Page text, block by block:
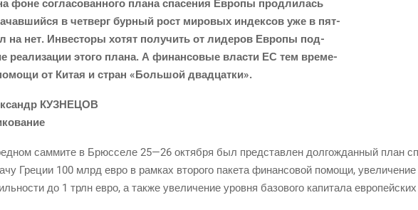
фоне согла­со­ван­но­го пла­на спа­се­ния Евро­пы про­дли­лась
в чет­верг бур­ный рост миро­вых индек­сов уже в пят­
на нет. Инве­сто­ры хотят полу­чить от лиде­ров Евро­пы под­
реа­ли­за­ции это­го пла­на. А финан­со­вые вла­сти ЕС тем вре­ме­
от Китая и стран «Боль­шой двадцатки».
КУЗНЕЦОВ
сам­ми­те в Брюс­се­ле 25—26 октяб­ря был пред­став­лен дол­го­ждан­ный план
Гре­ции 100 млрд евро в рам­ках вто­ро­го паке­та финан­со­вой помо­щи,
до 1 трлн евро, а так­же уве­ли­че­ние уров­ня базо­во­го капи­та­ла